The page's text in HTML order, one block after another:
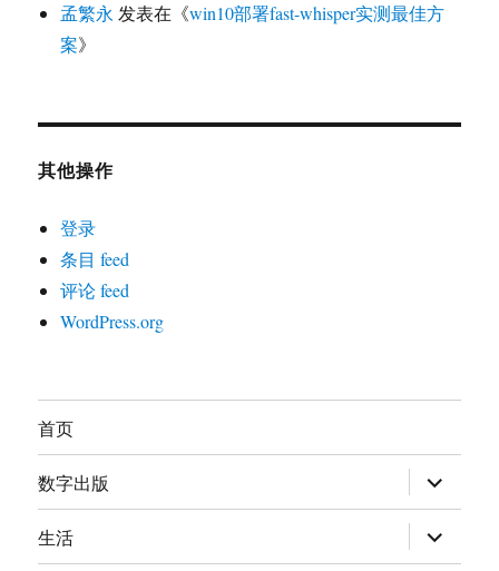
孟繁永 发表在《win10部署fast-whisper实测最佳方
案》
其他操作
登录
条目 feed
评论 feed
WordPress.org
首页
数字出版 展
开
子
菜
单
生活 展
开